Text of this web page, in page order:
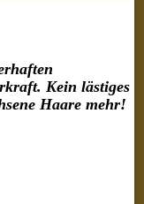
Kein lästiges
Haare mehr!